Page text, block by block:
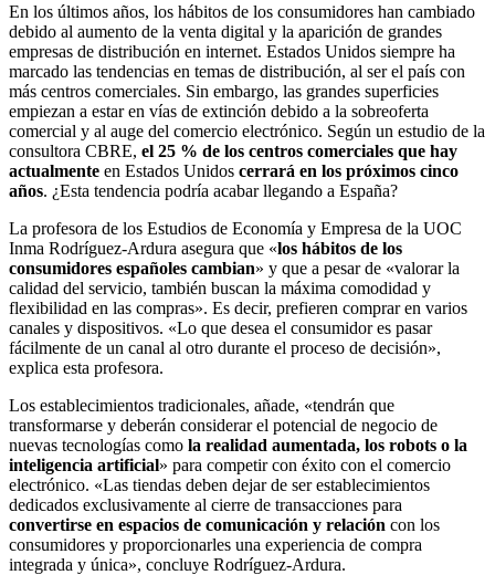
En los últimos años, los hábitos de los consumidores han cambiado
debido al aumento de la venta digital y la aparición de grandes
empresas de distribución en internet. Estados Unidos siempre ha
marcado las tendencias en temas de distribución, al ser el país con
más centros comerciales. Sin embargo, las grandes superficies
empiezan a estar en vías de extinción debido a la sobreoferta
comercial y al auge del comercio electrónico. Según un estudio de la
consultora CBRE, el 25 % de los centros comerciales que hay
actualmente en Estados Unidos cerrará en los próximos cinco
años. ¿Esta tendencia podría acabar llegando a España?
La profesora de los Estudios de Economía y Empresa de la UOC
Inma Rodríguez-Ardura asegura que «los hábitos de los
consumidores españoles cambian» y que a pesar de «valorar la
calidad del servicio, también buscan la máxima comodidad y
flexibilidad en las compras». Es decir, prefieren comprar en varios
canales y dispositivos. «Lo que desea el consumidor es pasar
fácilmente de un canal al otro durante el proceso de decisión»,
explica esta profesora.
Los establecimientos tradicionales, añade, «tendrán que
transformarse y deberán considerar el potencial de negocio de
nuevas tecnologías como la realidad aumentada, los robots o la
inteligencia artificial» para competir con éxito con el comercio
electrónico. «Las tiendas deben dejar de ser establecimientos
dedicados exclusivamente al cierre de transacciones para
convertirse en espacios de comunicación y relación con los
consumidores y proporcionarles una experiencia de compra
integrada y única», concluye Rodríguez-Ardura.